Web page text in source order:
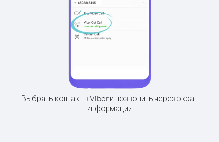
Выбрать контакт в Viber и позвонить через экран
информации